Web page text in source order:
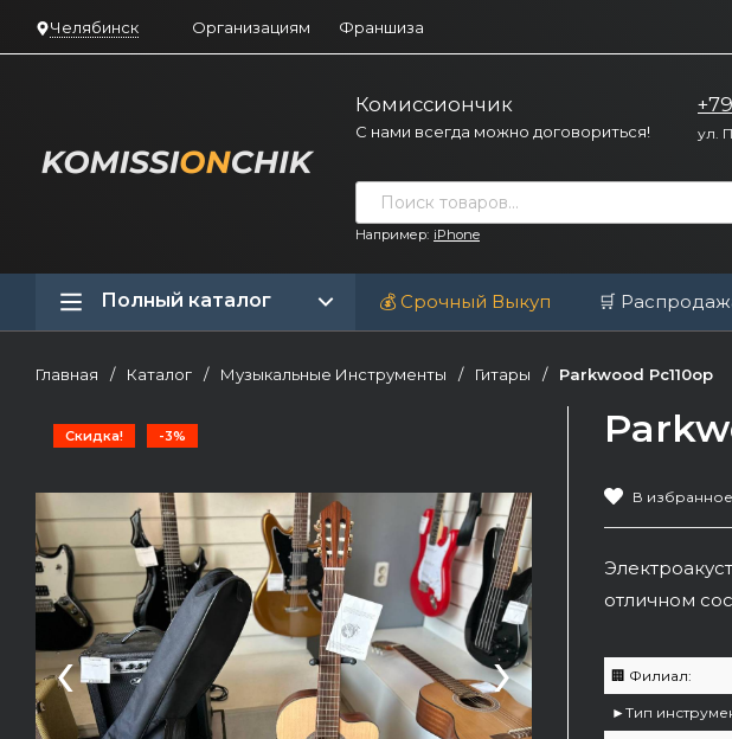
Челябинск Организациям Франшиза
Комиссиончик
С нами всегда можно договориться! ул.
Например: iPhone
Полный каталог 💰 Срочный Выкуп 🛒
Главная / Каталог / Музыкальные Инструменты / Гитары / Parkwood Pc110op
Скидка! -3%
‹ ›
В избранное
отличном
🏢 Филиал:
►Тип